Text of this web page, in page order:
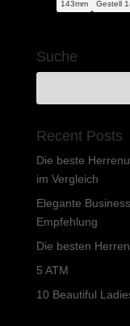
143mm Gestell
Suche
Recent Posts
Die beste
im Vergleich
Elegante
Empfehlung
Die besten
5 ATM
10 Beautiful